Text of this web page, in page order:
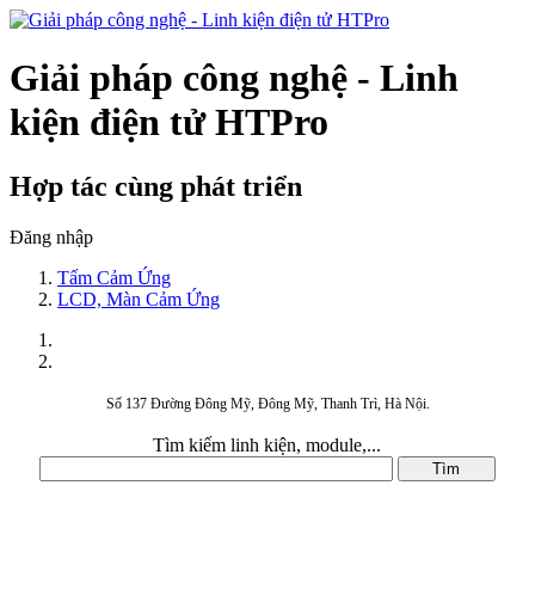
Giải pháp công nghệ - Linh
kiện điện tử HTPro
Hợp tác cùng phát triển
Đăng nhập
Tấm Cảm Ứng
LCD, Màn Cảm Ứng
Số 137 Đường Đông Mỹ, Đông Mỹ, Thanh Trì, Hà Nội.
Tìm kiếm linh kiện, module,...